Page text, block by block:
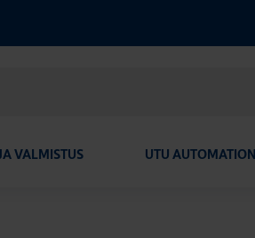
VALMISTUS UTU AUTOMATION